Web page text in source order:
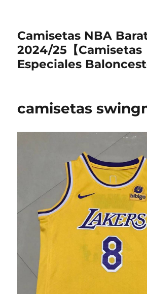
Camisetas NBA
2024/25【Camisetas
Especiales
camisetas